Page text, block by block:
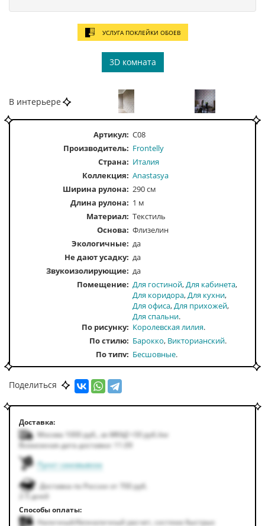
УСЛУГА ПОКЛЕЙКИ ОБОЕВ
3D комната
В интерьере
Артикул: C08
Производитель: Frontelly
Страна: Италия
Коллекция: Anastasya
Ширина рулона: 290 см
Длина рулона: 1 м
Материал: Текстиль
Основа: Флизелин
Экологичные: да
Не дают усадку: да
Звукоизолирующие: да
Помещение Для гостиной Для кабинета
Для коридора Для кухни
Для офиса Для прихожей
Для спальни
По рисунку
Королевская лилия
По стилю
Барокко Викторианский
По типу
Бесшовные
По тону Темные
По цвету
Поделиться
Доставка:
Москва 1000руб. за МКАД +50руб. /км
Возможная дата доставки: 11.09
Пункт самовывоза
Доставка по России от 700 руб.
2-5 дней
Способы оплаты:
Наличный/безналичный расчет, система быстрых